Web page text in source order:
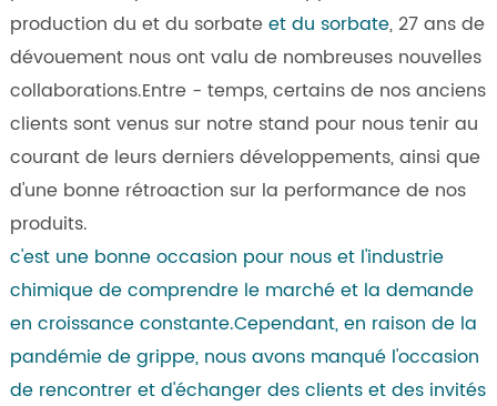
production du et du sorbateet du sorbate, 27 ans de
dévouement nous ont valu de nombreuses nouvelles
collaborations.Entre - temps, certains de nos anciens
clients sont venus sur notre stand pour nous tenir au
courant de leurs derniers développements, ainsi que
d'une bonne rétroaction sur la performance de nos
produits.
c'est une bonne occasion pour nous et l'industrie
chimique de comprendre le marché et la demande
en croissance constante.Cependant, en raison de la
pandémie de grippe, nous avons manqué l'occasion
de rencontrer et d'échanger des clients et des invités